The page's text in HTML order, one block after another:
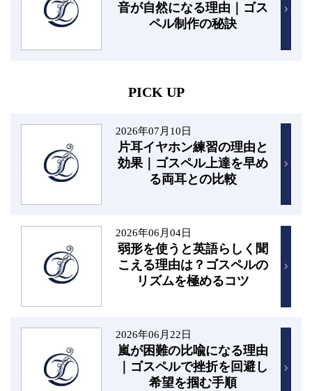
音が自然になる理由｜ゴス
ペル制作の秘訣
PICK UP
2026年07月10日
片耳イヤホン練習の理由と
効果｜ゴスペル上達を早め
る両耳との比較
2026年06月04日
弱形を使うと英語らしく聞
こえる理由は？ゴスペルの
リズムを極めるコツ
2026年06月22日
嵐が困難の比喩になる理由
｜ゴスペルで挫折を回避し
希望を掴む手順